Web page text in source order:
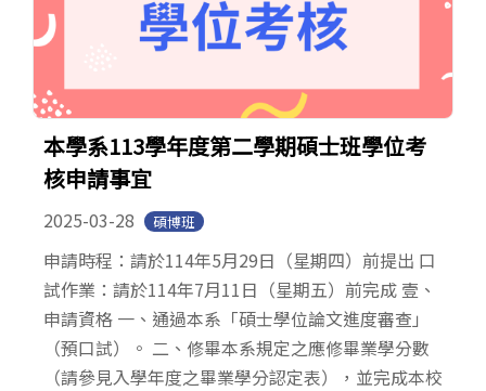
本學系113學年度第二學期碩士班學位考
核申請事宜
2025-03-28 碩博班
申請時程：請於114年5月29日（星期四）前提出 口
試作業：請於114年7月11日（星期五）前完成 壹、
申請資格 一、通過本系「碩士學位論文進度審查」
（預口試）。 二、修畢本系規定之應修畢業學分數
（請參見入學年度之畢業學分認定表），並完成本校